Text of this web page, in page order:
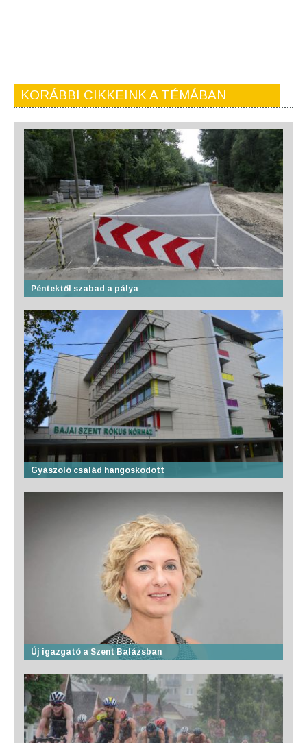
KORÁBBI CIKKEINK A TÉMÁBAN
Péntektől szabad a pálya
Gyászoló család hangoskodott
Új igazgató a Szent Balázsban